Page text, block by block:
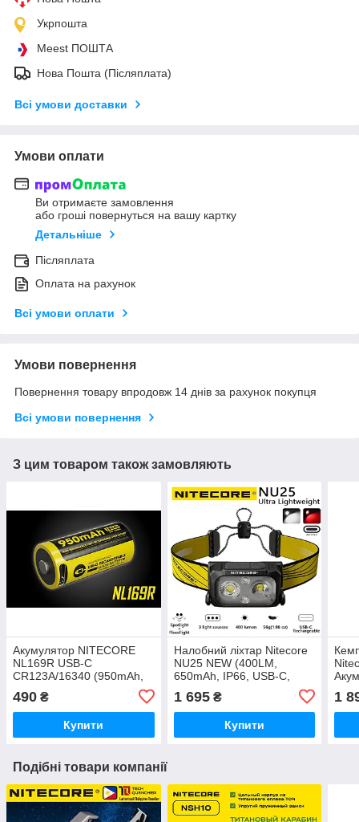
Укрпошта
Meest ПОШТА
Нова Пошта (Післяплата)
Всі умови доставки
Умови оплати
Ви отримаєте замовлення
або гроші повернуться на вашу картку
Детальніше
Післяплата
Оплата на рахунок
Всі умови оплати
Умови повернення
Повернення товару впродовж 14 днів за рахунок покупця
Всі умови повернення
З цим товаром також замовляють
Акумулятор NITECORE
NL169R USB-C
CR123A/16340 (950mAh,
500 циклів, Захист)
490 ₴
Купити
Налобний ліхтар Nitecore
NU25 NEW (400LM,
650mAh, IP66, USB-C,
джерела світла,
Швидкознімне кріплення)
1 695₴
Купити
1
Подібні товари компанії